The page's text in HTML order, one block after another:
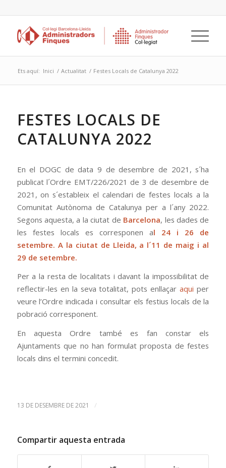
Ets aquí: Inici / Actualitat / Festes Locals de Catalunya 2022
FESTES LOCALS DE
CATALUNYA 2022
En el DOGC de data 9 de desembre de 2021, s´ha
publicat l´Ordre EMT/226/2021 de 3 de desembre de
2021, on s´estableix el calendari de festes locals a la
Comunitat Autònoma de Catalunya per a l´any 2022.
Segons aquesta, a la ciutat de Barcelona, les dades de
les festes locals es corresponen al 24 i 26 de
setembre. A la ciutat de Lleida, a l´11 de maig i al
29 de setembre.
Per a la resta de localitats i davant la impossibilitat de
reflectir-les en la seva totalitat, pots enllaçar aqui per
veure l’Ordre indicada i consultar els festius locals de la
pobració corresponent.
En aquesta Ordre també es fan constar els
Ajuntaments que no han formulat proposta de festes
locals dins el termini concedit.
13 DE DESEMBRE DE 2021 /
Compartir aquesta entrada